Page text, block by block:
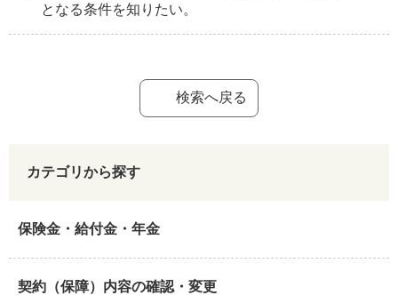
となる条件を知りたい。
検索へ戻る
カテゴリから探す
保険金・給付金・年金
契約（保障）内容の確認・変更